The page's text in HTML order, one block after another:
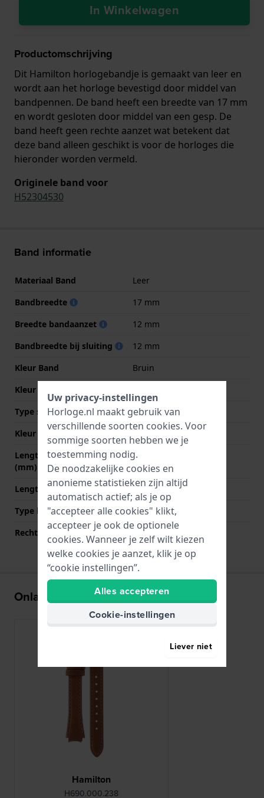
In Winkelwagen
Productomschrijving
Dit Hamilton horlogebandje is gemaakt van leer en
wordt aan het horloge bevestigd door middel van
bandpennen. De band heeft een breedte van 17 mm
en wordt gesloten door middel van een gesp. De
band heeft geen rechte aanzet wat betekent dat
deze band alleen geschikt is voor de horloges die
hieronder worden vermeld.
Originele band voor
H52304530
Band informatie
Materiaal Band
Leer
Bandbreedte
17 mm
Breedte bandaanzet
12 mm
Bandbreedte bij sluiting
12 mm
Kleur Band
Bruin
Kleur stiksel
Type sluiting
Gesp
Kleur sluiting
Zilver
Lengte band op 12 uur
(mm)
75 mm
Lengte band op 6 uur (mm) 115 mm
Type bevestiging
Bandpennen
Rechte bandaanzet
Nee
Onlangs bekeken
Hamilton
H690.000.238
Uw privacy-instellingen
Horloge.nl maakt gebruik van
verschillende soorten cookies. Voor
sommige soorten hebben we je
toestemming nodig.
De noodzakelijke cookies en
anonieme statistieken zijn altijd
automatisch actief; als je op
"accepteer alle cookies" klikt,
accepteer je ook de optionele
cookies. Wanneer je zelf wilt kiezen
welke cookies je aanzet, klik je op
“cookie instellingen”.
Alles accepteren
Cookie-instellingen
Liever niet